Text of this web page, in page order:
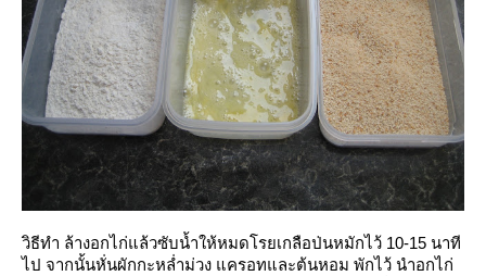
วิธีทำ ล้างอกไก่แล้วซับน้ำให้หมดโรยเกลือป่นหมักไว้ 10-15 นาที
ไป จากนั้นหั่นผักกะหล่ำม่วง แครอทและต้นหอม พักไว้ นำอกไก่